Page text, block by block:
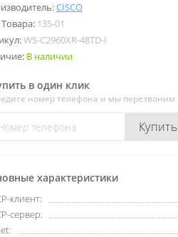
CISCO
135-01
WS-C2960XR-48TD-I
В наличии
в один клик
номер телефона и мы перезвоним
Купить
характеристики
клиент:
сервер: